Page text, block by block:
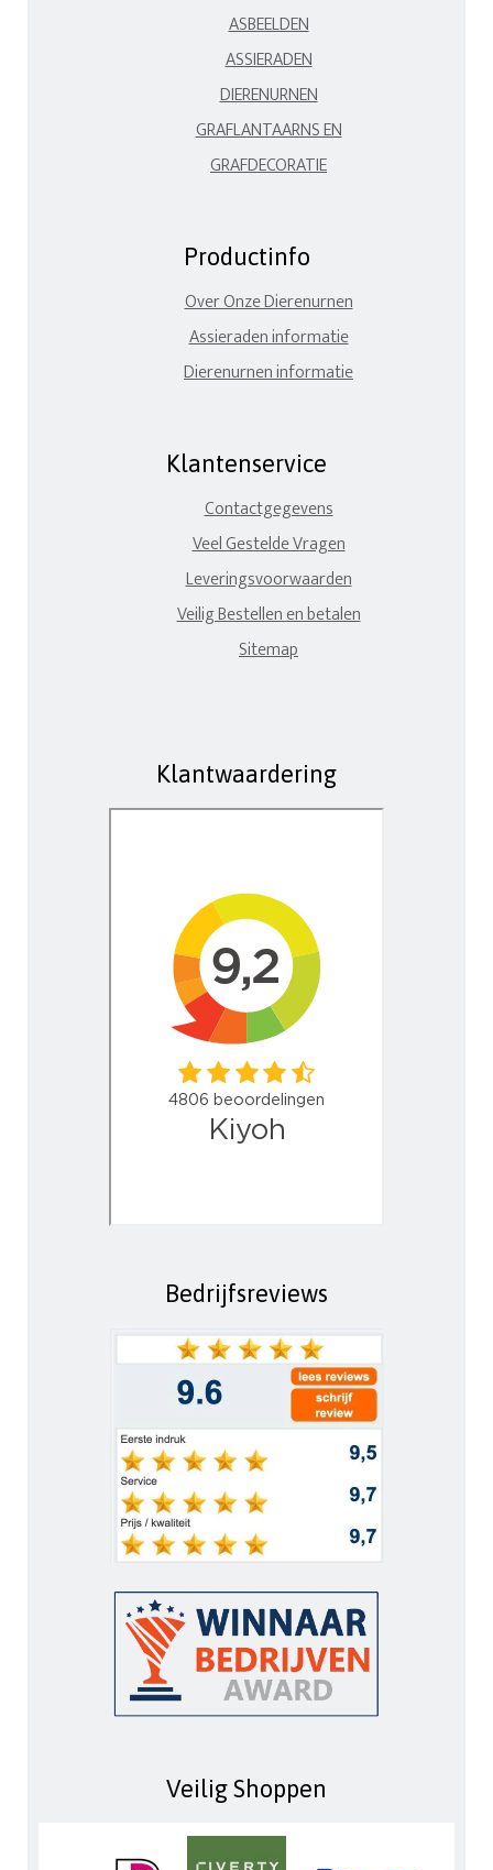
ASBEELDEN
ASSIERADEN
DIERENURNEN
GRAFLANTAARNS EN
GRAFDECORATIE
Productinfo
Over Onze Dierenurnen
Assieraden informatie
Dierenurnen informatie
Klantenservice
Contactgegevens
Veel Gestelde Vragen
Leveringsvoorwaarden
Veilig Bestellen en betalen
Sitemap
Klantwaardering
Bedrijfsreviews
Veilig Shoppen